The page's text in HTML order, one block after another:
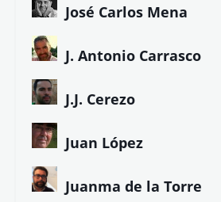
José Carlos Mena
J. Antonio Carrasco
J.J. Cerezo
Juan López
Juanma de la Torre